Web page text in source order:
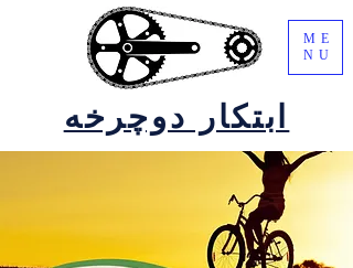
ابتکار دوچرخه
ME
NU